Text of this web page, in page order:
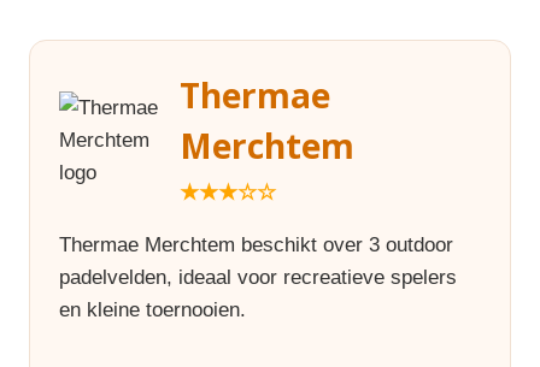
Thermae
Merchtem
★★★☆☆
Thermae Merchtem beschikt over 3 outdoor
padelvelden, ideaal voor recreatieve spelers
en kleine toernooien.